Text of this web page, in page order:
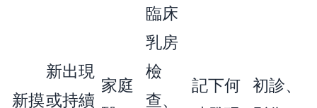
新摸
新出現
或持續
家庭
臨床
乳房
檢
查、
記下何 初診、